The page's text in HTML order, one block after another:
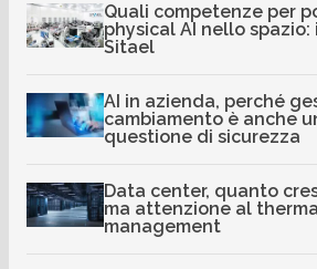
Quali competenze per
physical AI nello spazio:
Sitael
AI in azienda, perché
cambiamento è anche
questione di sicurezza
Data center, quanto
ma attenzione al
management